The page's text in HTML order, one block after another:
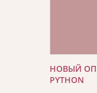
НОВЫЙ
PYTHON